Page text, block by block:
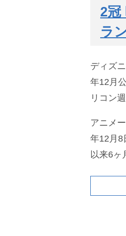
2冠
ラ
ディズ
年12月
リコン
アニメ
年12月8
以来6ヶ